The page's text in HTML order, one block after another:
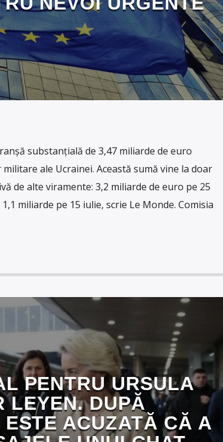
substanțială de 3,47 miliarde de euro
ale Ucrainei. Această sumă vine la doar
de alte viramente: 3,2 miliarde de euro pe 25
miliarde pe 15 iulie, scrie Le Monde. Comisia
PENTRU URSULA
LEYEN. DUPĂ
ESTE ACUZATĂ CĂ A